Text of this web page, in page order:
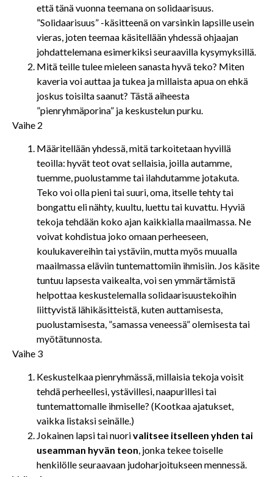
että tänä vuonna teemana on solidaarisuus.
”Solidaarisuus” -käsitteenä on varsinkin lapsille usein
vieras, joten teemaa käsitellään yhdessä ohjaajan
johdattelemana esimerkiksi seuraavilla kysymyksillä.
Mitä teille tulee mieleen sanasta hyvä teko? Miten
kaveria voi auttaa ja tukea ja millaista apua on ehkä
joskus toisilta saanut? Tästä aiheesta
”pienryhmäporina” ja keskustelun purku.
Vaihe 2
Määritellään yhdessä, mitä tarkoitetaan hyvillä
teoilla: hyvät teot ovat sellaisia, joilla autamme,
tuemme, puolustamme tai ilahdutamme jotakuta.
Teko voi olla pieni tai suuri, oma, itselle tehty tai
bongattu eli nähty, kuultu, luettu tai kuvattu. Hyviä
tekoja tehdään koko ajan kaikkialla maailmassa. Ne
voivat kohdistua joko omaan perheeseen,
koulukavereihin tai ystäviin, mutta myös muualla
maailmassa eläviin tuntemattomiin ihmisiin. Jos käsite
tuntuu lapsesta vaikealta, voi sen ymmärtämistä
helpottaa keskustelemalla solidaarisuustekoihin
liittyvistä lähikäsitteistä, kuten auttamisesta,
puolustamisesta, ”samassa veneessä” olemisesta tai
myötätunnosta.
Vaihe 3
Keskustelkaa pienryhmässä, millaisia tekoja voisit
tehdä perheellesi, ystävillesi, naapurillesi tai
tuntemattomalle ihmiselle? (Kootkaa ajatukset,
vaikka listaksi seinälle.)
Jokainen lapsi tai nuorivalitsee itselleen yhden tai
useamman hyvän teon, jonka tekee toiselle
henkilölle seuraavaan judoharjoitukseen mennessä.